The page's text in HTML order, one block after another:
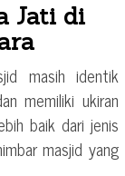
Jati di
masih identik
memiliki ukiran
baik dari jenis
masjid yang